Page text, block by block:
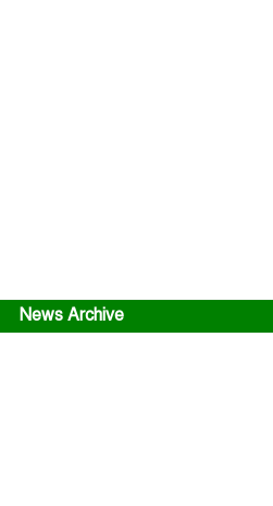
News Archive